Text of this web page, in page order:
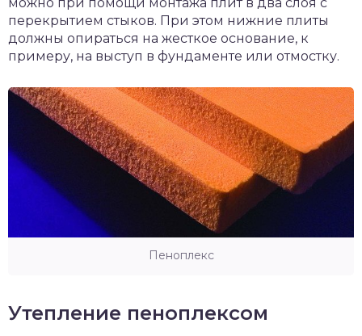
перекрытием стыков. При этом нижние плиты
должны опираться на жесткое основание, к
примеру, на выступ в фундаменте или отмостку.
Пеноплекс
Утепление пеноплексом